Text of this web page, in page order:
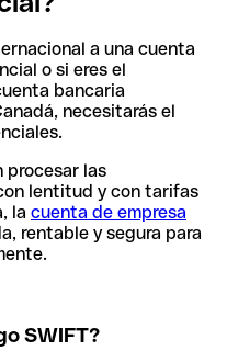
a una cuenta
o si eres el
bancaria
necesitarás el
procesar las
lentitud y con tarifas
la cuenta de empresa
rentable y segura para
SWIFT?